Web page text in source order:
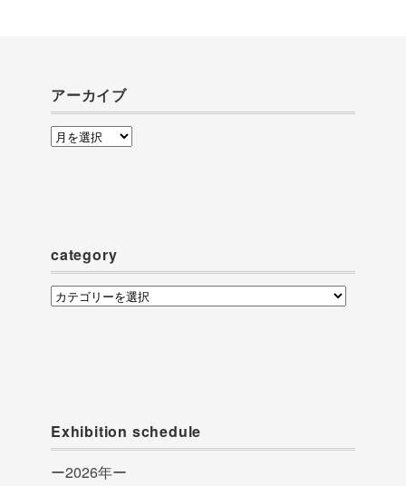
アーカイブ
ア
category
category
Exhibition schedule
ー2026年ー